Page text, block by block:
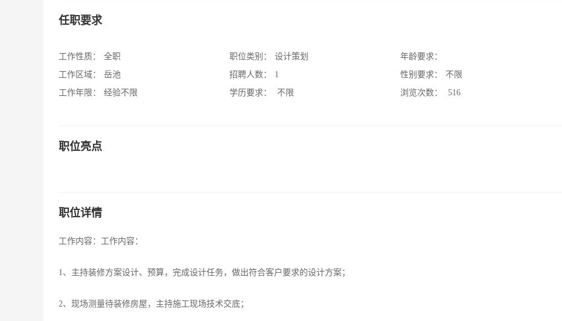
任职要求
工作性质：
全职
工作区域：
岳池
工作年限：
经验不限
职位类别：
设计策划
招聘人数：
1
学历要求：
不限
年龄要求：
性别要求：
不限
浏览次数：
516
职位亮点
职位详情
工作内容：工作内容：
1、主持装修方案设计、预算，完成设计任务，做出符合客户要求的设计方案；
2、现场测量待装修房屋，主持施工现场技术交底；